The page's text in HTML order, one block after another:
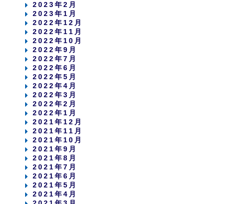
2023年2月
2023年1月
2022年12月
2022年11月
2022年10月
2022年9月
2022年7月
2022年6月
2022年5月
2022年4月
2022年3月
2022年2月
2022年1月
2021年12月
2021年11月
2021年10月
2021年9月
2021年8月
2021年7月
2021年6月
2021年5月
2021年4月